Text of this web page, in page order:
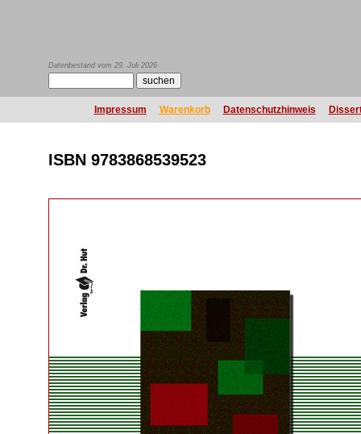
Datenbestand vom 29. Juli 2026
Impressum Warenkorb Datenschutzhinweis
ISBN 9783868539523